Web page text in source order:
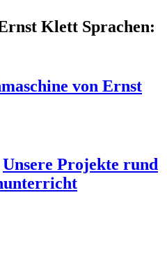
Klett Sprachen:
von Ernst
Unsere Projekte rund